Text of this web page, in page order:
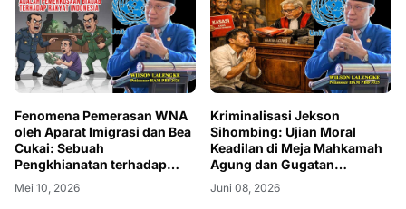
Fenomena Pemerasan WNA
oleh Aparat Imigrasi dan Bea
Cukai: Sebuah
Pengkhianatan terhadap
Kemanusiaan Bangsa
Indonesia
Mei 10, 2026
Kriminalisasi Jekson
Sihombing: Ujian Moral
Keadilan di Meja Mahkamah
Agung dan Gugatan
terhadap Hukum Borjuis
Juni 08, 2026